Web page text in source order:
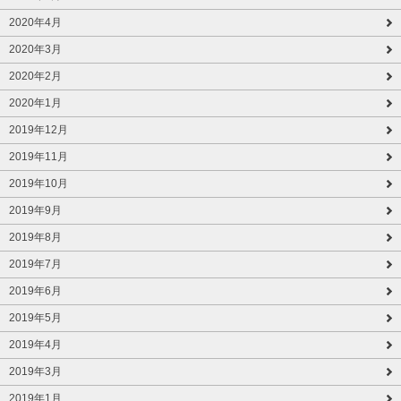
2020年4月
2020年3月
2020年2月
2020年1月
2019年12月
2019年11月
2019年10月
2019年9月
2019年8月
2019年7月
2019年6月
2019年5月
2019年4月
2019年3月
2019年1月